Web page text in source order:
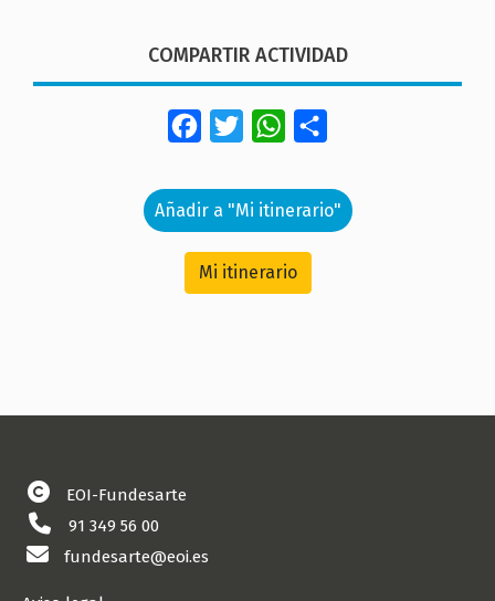
COMPARTIR ACTIVIDAD
FacebookTwitterWhatsApp
Añadir a "Mi itinerario"
Mi itinerario
EOI-Fundesarte
91 349 56 00
fundesarte@eoi.es